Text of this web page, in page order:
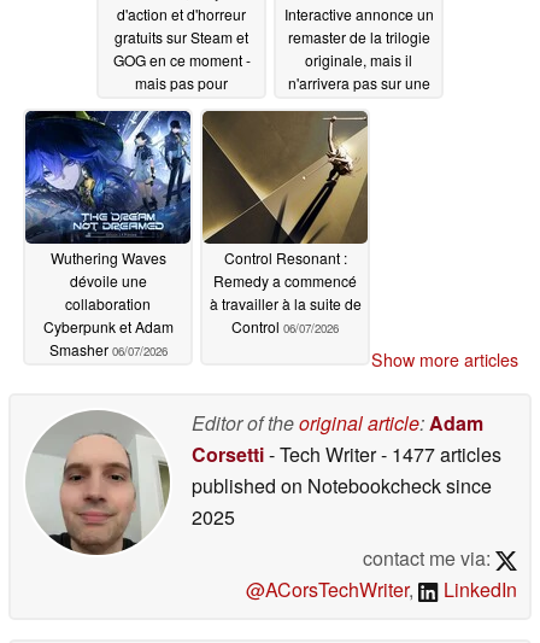
d'action et d'horreur
gratuits sur Steam et
GOG en ce moment -
mais pas pour
longtemps
06/08/2026
Interactive annonce un
remaster de la trilogie
originale, mais il
n'arrivera pas sur une
plateforme majeure
06/07/2026
Wuthering Waves
dévoile une
collaboration
Cyberpunk et Adam
Smasher 06/07/2026
Control Resonant :
Remedy a commencé
à travailler à la suite de
Control 06/07/2026
Show more articles
Editor of theoriginal article:Adam
Corsetti- Tech Writer- 1477 articles
published on Notebookchecksince
2025
contact me via:
@ACorsTechWriter, LinkedIn